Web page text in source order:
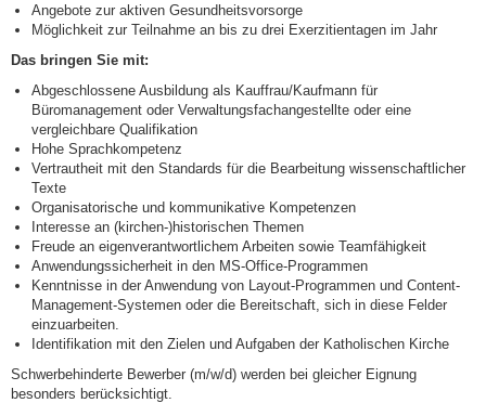
Angebote zur aktiven Gesundheitsvorsorge
Möglichkeit zur Teilnahme an bis zu drei Exerzitientagen im Jahr
Das bringen Sie mit:
Abgeschlossene Ausbildung als Kauffrau/Kaufmann für
Büromanagement oder Verwaltungsfachangestellte oder eine
vergleichbare Qualifikation
Hohe Sprachkompetenz
Vertrautheit mit den Standards für die Bearbeitung wissenschaftlicher
Texte
Organisatorische und kommunikative Kompetenzen
Interesse an (kirchen-)historischen Themen
Freude an eigenverantwortlichem Arbeiten sowie Teamfähigkeit
Anwendungssicherheit in den MS-Office-Programmen
Kenntnisse in der Anwendung von Layout-Programmen und Content-
Management-Systemen oder die Bereitschaft, sich in diese Felder
einzuarbeiten.
Identifikation mit den Zielen und Aufgaben der Katholischen Kirche
Schwerbehinderte Bewerber (m/w/d) werden bei gleicher Eignung
besonders berücksichtigt.